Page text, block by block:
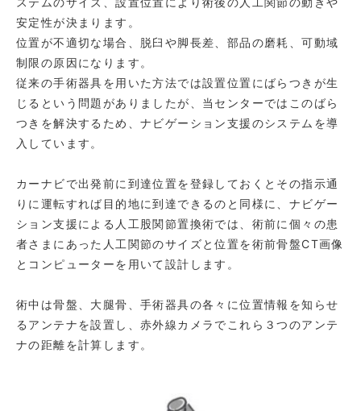
安定性が決まります。
位置が不適切な場合、脱臼や脚長差、部品の磨耗、可動域
制限の原因になります。
従来の手術器具を用いた方法では設置位置にばらつきが生
じるという問題がありましたが、当センターではこのばら
つきを解決するため、ナビゲーション支援のシステムを導
入しています。
カーナビで出発前に到達位置を登録しておくとその指示通
りに運転すれば目的地に到達できるのと同様に、ナビゲー
ション支援による人工股関節置換術では、術前に個々の患
者さまにあった人工関節のサイズと位置を術前骨盤CT画像
とコンピューターを用いて設計します。
術中は骨盤、大腿骨、手術器具の各々に位置情報を知らせ
るアンテナを設置し、赤外線カメラでこれら３つのアンテ
ナの距離を計算します。